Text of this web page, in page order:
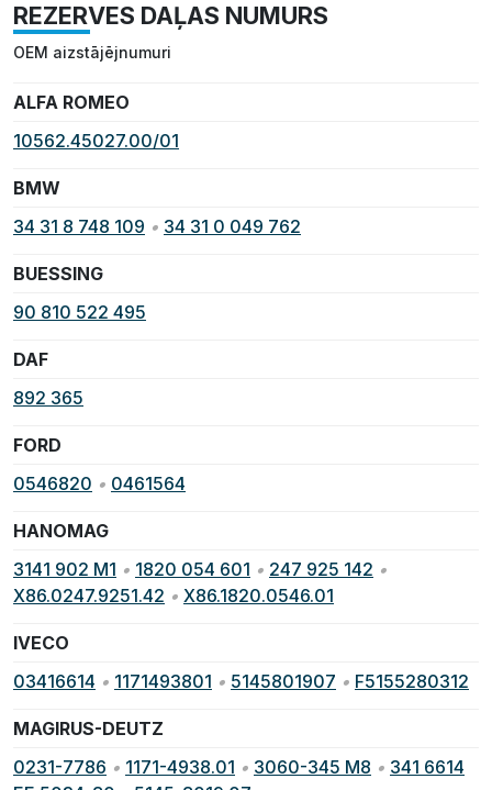
REZERVES DAĻAS NUMURS
OEM aizstājējnumuri
ALFA ROMEO
10562.45027.00/01
BMW
34 31 8 748 109 • 34 31 0 049 762
BUESSING
90 810 522 495
DAF
892 365
FORD
0546820 • 0461564
HANOMAG
3141 902 M1 • 1820 054 601 • 247 925 142 •
X86.0247.9251.42 • X86.1820.0546.01
IVECO
03416614 • 1171493801 • 5145801907 • F5155280312
MAGIRUS-DEUTZ
0231-7786 • 1171-4938.01 • 3060-345 M8 • 341 6614